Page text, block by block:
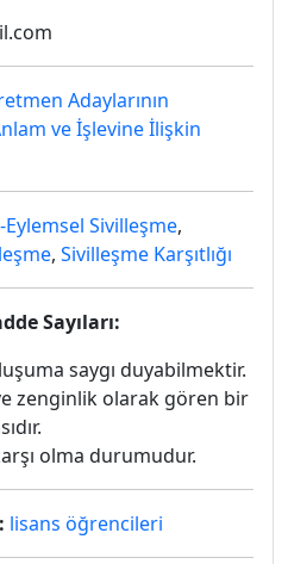
Adaylarının
ve İşlevine İlişkin
Sivilleşme,
, Sivilleşme Karşıtlığı
Sayıları:
saygı duyabilmektir.
zenginlik olarak gören bir
olma durumudur.
lisans öğrencileri